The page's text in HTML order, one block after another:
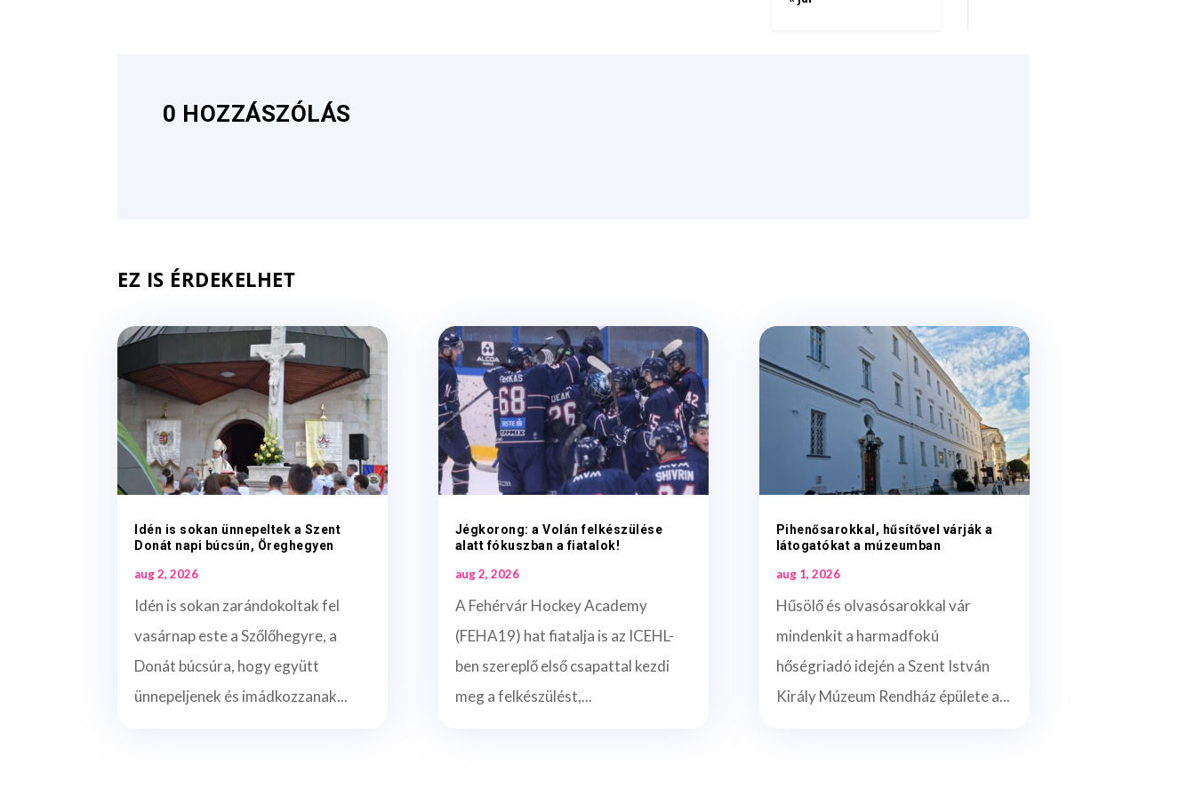
0 HOZZÁSZÓLÁS
EZ IS ÉRDEKELHET
Idén is sokan ünnepeltek a Szent
Donát napi búcsún, Öreghegyen
aug 2, 2026
Idén is sokan zarándokoltak fel
vasárnap este a Szőlőhegyre, a
Donát búcsúra, hogy együtt
ünnepeljenek és imádkozzanak...
Jégkorong: a Volán felkészülése
alatt fókuszban a fiatalok!
aug 2, 2026
A Fehérvár Hockey Academy
(FEHA19) hat fiatalja is az ICEHL-
ben szereplő első csapattal kezdi
meg a felkészülést,...
Pihenősarokkal, hűsítővel várják a
látogatókat a múzeumban
aug 1, 2026
Hűsölő és olvasósarokkal vár
mindenkit a harmadfokú
hőségriadó idején a Szent István
Király Múzeum Rendház épülete a...